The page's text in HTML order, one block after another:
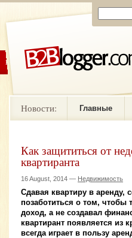
ЦЕНЫ ПОМОЩЬ
Новости: Главные
Как защититься от
квартиранта
16 August, 2014 — Недвижимость
Сдавая квартиру в аренду,
позаботиться о том, чтобы
доход, а не создавал
квартирант появляется из
всегда играет в пользу